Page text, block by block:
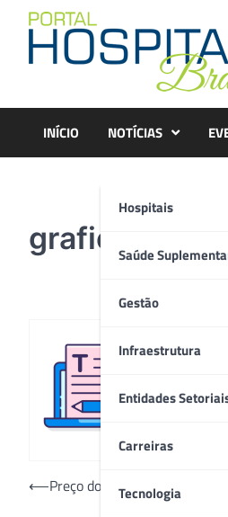
content
INÍCIO NOTÍCIAS
Hospitais
Saúde
Gestão
Infraestrutura
Entidades
Carreiras
Tecnologia
grafico
Navegação
⟵Preço dos medicamentos